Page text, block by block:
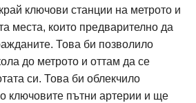
ключови станции на метрото и
места, които предварително да
Това би позволило
до метрото и оттам да се
си. Това би облекчило
ключовите пътни артерии и ще